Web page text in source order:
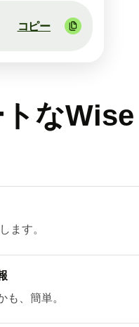
コピー
なWise
ます。
、簡単。